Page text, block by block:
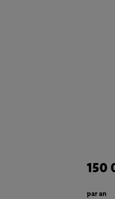
300
par an
150
par an